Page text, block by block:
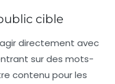
cible
directement avec
sur des mots-
contenu pour les